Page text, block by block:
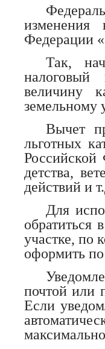
изменения
Федерации
Так,
величину
земельному
Вычет
льготных
детства,
действий и
Для
обратиться
участке, по
оформить
почтой или
Если